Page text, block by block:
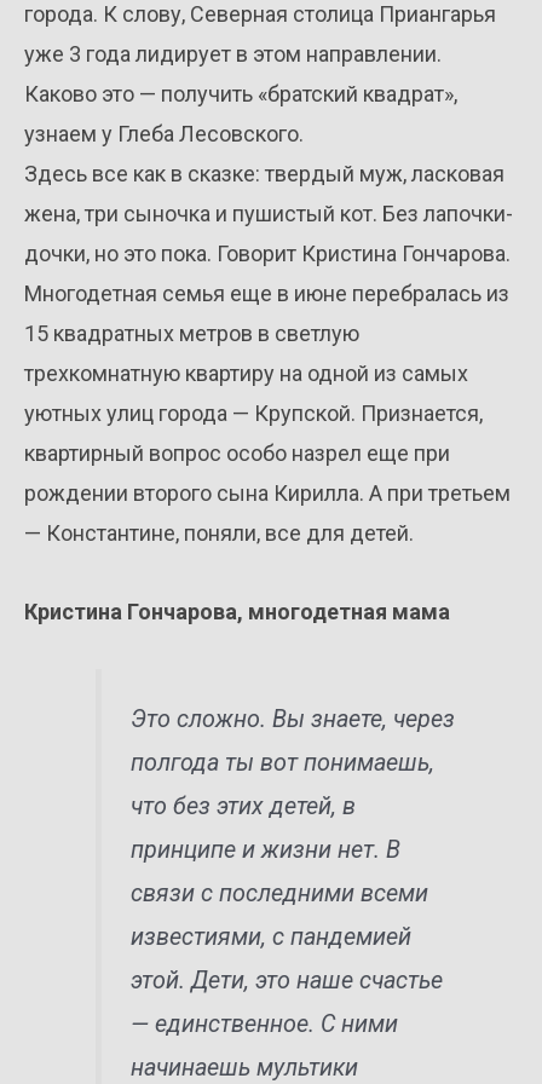
города. К слову, Северная столица Приангарья
уже 3 года лидирует в этом направлении.
Каково это — получить «братский квадрат»,
узнаем у Глеба Лесовского.
Здесь все как в сказке: твердый муж, ласковая
жена, три сыночка и пушистый кот. Без лапочки-
дочки, но это пока. Говорит Кристина Гончарова.
Многодетная семья еще в июне перебралась из
15 квадратных метров в светлую
трехкомнатную квартиру на одной из самых
уютных улиц города — Крупской. Признается,
квартирный вопрос особо назрел еще при
рождении второго сына Кирилла. А при третьем
— Константине, поняли, все для детей.
Кристина Гончарова, многодетная мама
Это сложно. Вы знаете, через
полгода ты вот понимаешь,
что без этих детей, в
принципе и жизни нет. В
связи с последними всеми
известиями, с пандемией
этой. Дети, это наше счастье
— единственное. С ними
начинаешь мультики